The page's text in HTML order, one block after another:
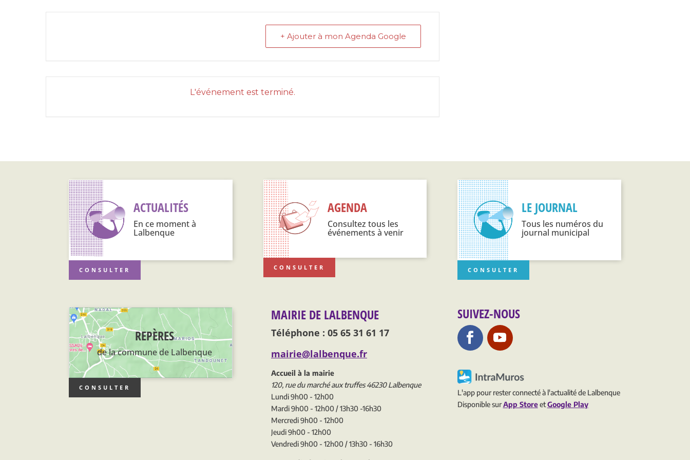
+ Ajouter à mon Agenda Google
L'événement est terminé.
ACTUALITÉS
En ce moment à
Lalbenque
CONSULTER
AGENDA
Consultez tous les
événements à venir
CONSULTER
LE JOURNAL
Tous les numéros du
journal municipal
CONSULTER
REPÈRES
de la commune de Lalbenque
CONSULTER
MAIRIE DE LALBENQUE
Téléphone : 05 65 31 61 17
mairie@lalbenque.fr
Accueil à la mairie
120, rue du marché aux truffes 46230 Lalbenque
Lundi 9h00 - 12h00
Mardi 9h00 - 12h00 / 13h30 -16h30
Mercredi 9h00 - 12h00
Jeudi 9h00 - 12h00
Vendredi 9h00 - 12h00 / 13h30 - 16h30
SUIVEZ-NOUS
L'app pour rester connecté à l'actualité de Lalbenque
Disponible surApp StoreetGoogle Play